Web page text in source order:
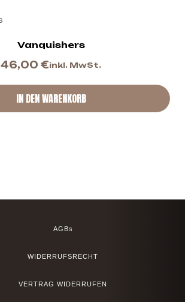
Vanquishers
46,00 €inkl. MwSt.
IN DEN WARENKORB
AGBs
WIDERRUFSRECHT
VERTRAG WIDERRUFEN